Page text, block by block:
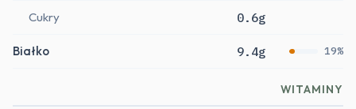
Cukry 0.6g
Białko 9.4g 19%
WITAMINY